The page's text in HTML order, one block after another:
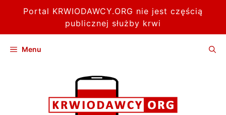
Portal KRWIODAWCY.ORG nie jest częścią
publicznej służby krwi
Menu